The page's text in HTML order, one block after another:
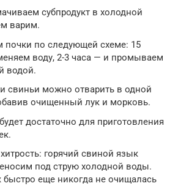
субпродукт в холодной
варим.
почки по следующей схеме: 15
воду, 2-3 часа — и промываем
водой.
свиньи можно отварить в одной
очищенный лук и морковь.
достаточно для приготовления
горячий свиной язык
под струю холодной воды.
быстро еще никогда не очищалась